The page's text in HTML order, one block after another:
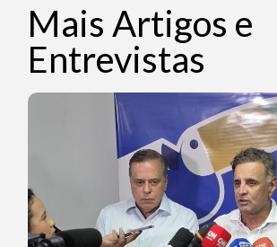
Mais Artigos e
Entrevistas